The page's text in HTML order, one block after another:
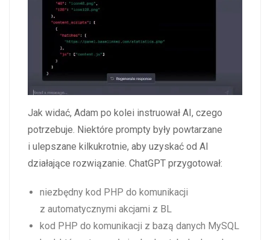
Jak widać, Adam po kolei instruował AI, czego
potrzebuje. Niektóre prompty były powtarzane
i ulepszane kilkukrotnie, aby uzyskać od AI
działające rozwiązanie. ChatGPT przygotował:
niezbędny kod PHP do komunikacji
z automatycznymi akcjami z BL
kod PHP do komunikacji z bazą danych MySQL